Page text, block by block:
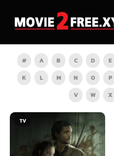
# A B C D E
K
L M N O P
V
W X